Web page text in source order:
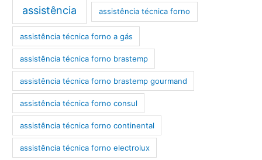
assistência assistência técnica forno
assistência técnica forno a gás
assistência técnica forno brastemp
assistência técnica forno brastemp gourmand
assistência técnica forno consul
assistência técnica forno continental
assistência técnica forno electrolux